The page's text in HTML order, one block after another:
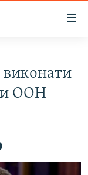
виконати
ООН